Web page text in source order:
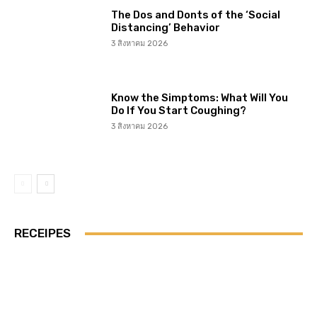
The Dos and Donts of the ‘Social
Distancing’ Behavior
3 สิงหาคม 2026
Know the Simptoms: What Will You
Do If You Start Coughing?
3 สิงหาคม 2026
RECEIPES